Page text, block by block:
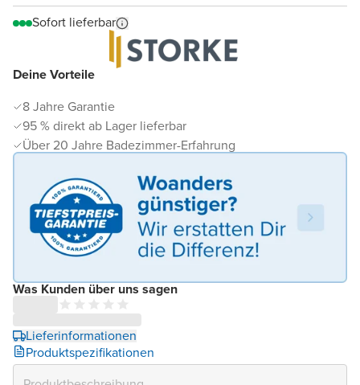
Deine Vorteile
8 Jahre Garantie
95 % direkt ab Lager lieferbar
Über 20 Jahre Badezimmer-Erfahrung
Was Kunden über uns sagen
Lieferinformationen
Produktspezifikationen
Sofort lieferbar